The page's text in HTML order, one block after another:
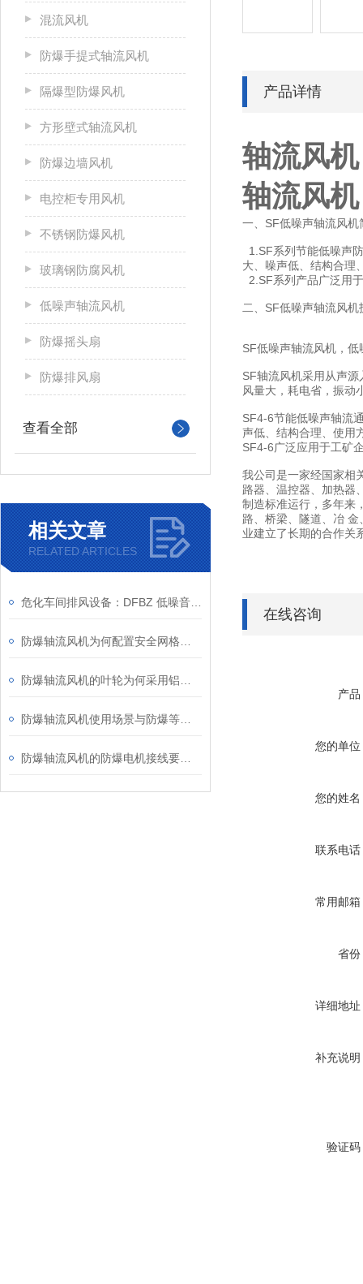
混流风机
防爆手提式轴流风机
隔爆型防爆风机
方形壁式轴流风机
防爆边墙风机
电控柜专用风机
不锈钢防爆风机
玻璃钢防腐风机
低噪声轴流风机
防爆摇头扇
防爆排风扇
查看全部
相关文章
RELATED ARTICLES
产品详情
轴流风
轴流风
一、SF低噪声轴流风机
1.SF系列节能低噪声
大、噪声低、结构合理
2.SF系列产品广泛用
二、SF低噪声轴流风机
SF低噪声轴流风机，
SF轴流风机采用从声
风量大，耗电省，振动
SF4-6节能低噪声轴流
声低、结构合理、使用
SF4-6广泛应用于工矿
我公司是一家经国家相
路器、温控器、加热器
制造标准运行，多年来
路、桥梁、隧道、冶
业建立了长期的合作关
在线咨询
产品
您的单位
您的姓名
联系电话
常用邮箱
省份
详细地址
补充说明
验证码